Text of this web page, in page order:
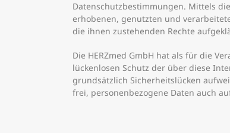
Datenschutzbestimmungen. Mittels
erhobenen, genutzten und
die ihnen zustehenden Rechte
Die HERZmed GmbH hat als für die
lückenlosen Schutz der über diese
grundsätzlich Sicherheitslücken
frei, personenbezogene Daten auch